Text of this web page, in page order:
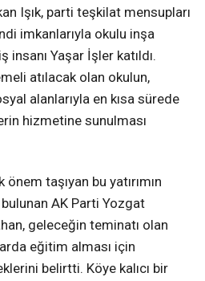
Işık, parti teşkilat mensupları
imkanlarıyla okulu inşa
insanı Yaşar İşler katıldı.
atılacak olan okulun,
alanlarıyla en kısa sürede
hizmetine sunulması
taşıyan bu yatırımın
AK Parti Yozgat
geleceğin teminatı olan
eğitim alması için
belirtti. Köye kalıcı bir